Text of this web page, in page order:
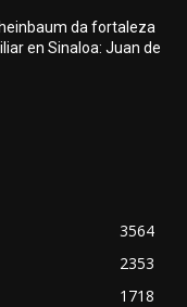
da fortaleza
en Sinaloa: Juan de
3564
2353
1718